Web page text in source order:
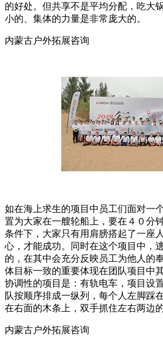
的好处。但共享不是平均分配，吃大
小的、集体的力量是非常庞大的。
内蒙古户外拓展咨询
如在海上求生的项目中员工们面对一
置为大家在一艘轮船上，要在４０分
条件下，大家只有用肩膀搭起了一座
心，才能成功。同时在这个项目中，
的，在其中会充分反映员工为他人的
体目标一致的重要体现在团队项目中
协调性的项目是：有轨电车，项目设
队按顺序排成一纵列，每个人左脚踩
在右面的木条上，双手抓住左右两边
内蒙古户外拓展咨询